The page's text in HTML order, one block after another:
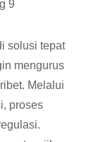
solusi tepat
mengurus
Melalui
proses